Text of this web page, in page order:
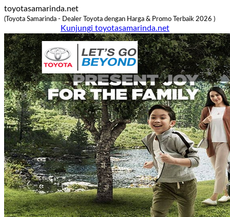
toyotasamarinda.net
(Toyota Samarinda - Dealer Toyota dengan Harga & Promo Terbaik 2026 )
Kunjungi toyotasamarinda.net